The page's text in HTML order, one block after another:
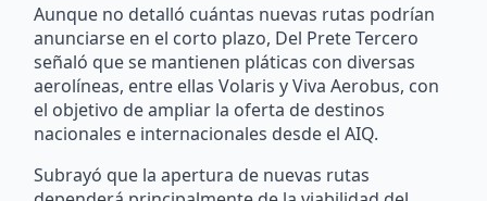
Aunque no detalló cuántas nuevas rutas podrían
anunciarse en el corto plazo, Del Prete Tercero
señaló que se mantienen pláticas con diversas
aerolíneas, entre ellas Volaris y Viva Aerobus, con
el objetivo de ampliar la oferta de destinos
nacionales e internacionales desde el AIQ.
Subrayó que la apertura de nuevas rutas